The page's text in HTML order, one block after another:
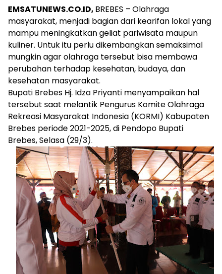
EMSATUNEWS.CO.ID, BREBES – Olahraga
masyarakat, menjadi bagian dari kearifan lokal yang
mampu meningkatkan geliat pariwisata maupun
kuliner. Untuk itu perlu dikembangkan semaksimal
mungkin agar olahraga tersebut bisa membawa
perubahan terhadap kesehatan, budaya, dan
kesehatan masyarakat.
Bupati Brebes Hj. Idza Priyanti menyampaikan hal
tersebut saat melantik Pengurus Komite Olahraga
Rekreasi Masyarakat Indonesia (KORMI) Kabupaten
Brebes periode 2021-2025, di Pendopo Bupati
Brebes, Selasa (29/3).